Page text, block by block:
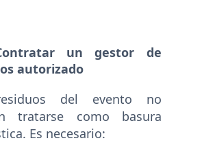
un gestor de
autorizado
del evento no
tratarse como basura
Es necesario: